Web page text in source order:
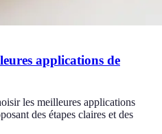
applications de
les meilleures applications
des étapes claires et des